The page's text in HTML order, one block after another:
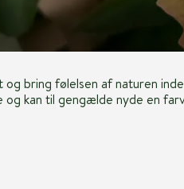
og bring følelsen af naturen
og kan til gengælde nyde en